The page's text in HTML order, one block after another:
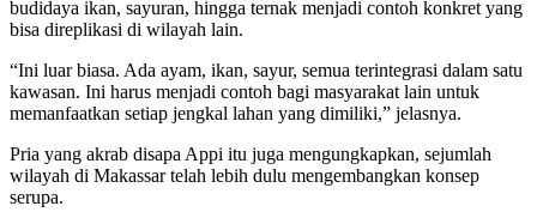
budidaya ikan, sayuran, hingga ternak menjadi contoh konkret yang
bisa direplikasi di wilayah lain.
“Ini luar biasa. Ada ayam, ikan, sayur, semua terintegrasi dalam satu
kawasan. Ini harus menjadi contoh bagi masyarakat lain untuk
memanfaatkan setiap jengkal lahan yang dimiliki,” jelasnya.
Pria yang akrab disapa Appi itu juga mengungkapkan, sejumlah
wilayah di Makassar telah lebih dulu mengembangkan konsep
serupa.